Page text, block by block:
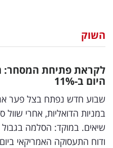
וצרכנות
דיגיטל
וטק
שיווק
ופרסום
השוק
לקראת פתיחת המסחר:
היום ב-11%
במניות הדואליות, אחרי
שיאים. במוקד: הסלמה
ודוח התעסוקה האמריקאי